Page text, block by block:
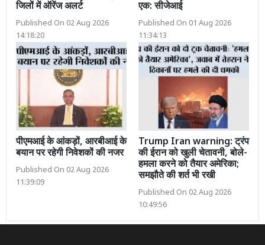
जिलों में ऑरेंज अलर्ट
Published On 02 Aug 2026
14:18:20
एक: सीजेआई
Published On 01 Aug 2026
11:34:13
पीएमआई के आंकड़ों, आरबीआई के
बयान पर रहेगी निवेशकों की नजर
Published On 02 Aug 2026
11:39:09
Trump Iran warning: ट्रंप
की ईरान को खुली चेतावनी, बोले-
हमला करने को तैयार अमेरिका;
समझौते की शर्त भी रखी
Published On 02 Aug 2026
10:49:56